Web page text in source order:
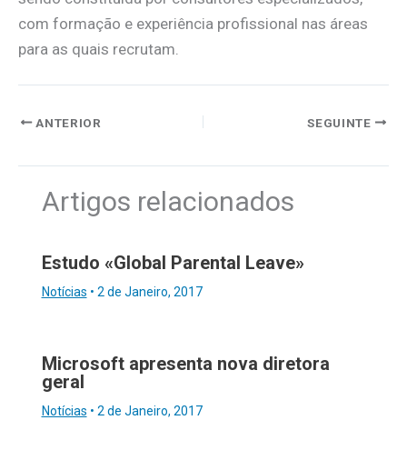
com formação e experiência profissional nas áreas
para as quais recrutam.
ANTERIOR SEGUINTE
Artigos relacionados
Estudo «Global Parental Leave»
Notícias • 2 de Janeiro, 2017
Microsoft apresenta nova diretora
geral
Notícias • 2 de Janeiro, 2017